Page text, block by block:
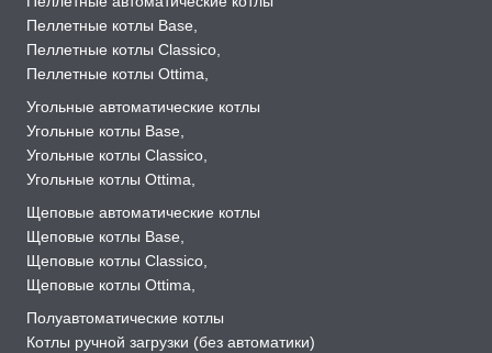
Пеллетные котлы Base,
Пеллетные котлы Classico,
Пеллетные котлы Ottima,
Угольные автоматические котлы
Угольные котлы Base,
Угольные котлы Classico,
Угольные котлы Ottima,
Щеповые автоматические котлы
Щеповые котлы Base,
Щеповые котлы Classico,
Щеповые котлы Ottima,
Полуавтоматические котлы
Котлы ручной загрузки (без автоматики)